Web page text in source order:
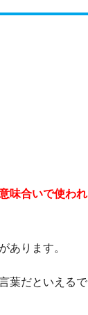
味合いで使われ
あります。
葉だといえるで